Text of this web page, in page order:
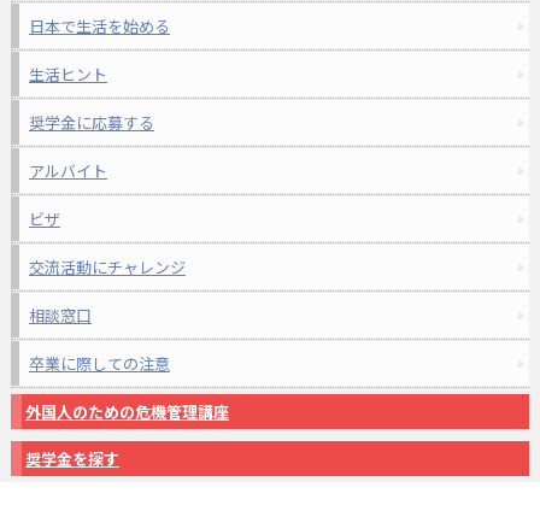
日本で生活を始める
生活ヒント
奨学金に応募する
アルバイト
ビザ
交流活動にチャレンジ
相談窓口
卒業に際しての注意
外国人のための危機管理講座
奨学金を探す